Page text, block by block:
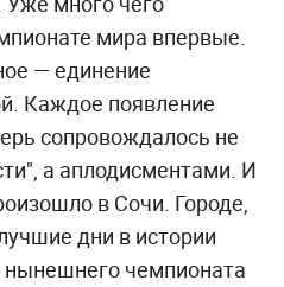
мира впервые.
— единение
Каждое появление
сопровождалось не
а аплодисментами. И
в Сочи. Городе,
дни в истории
нынешнего чемпионата